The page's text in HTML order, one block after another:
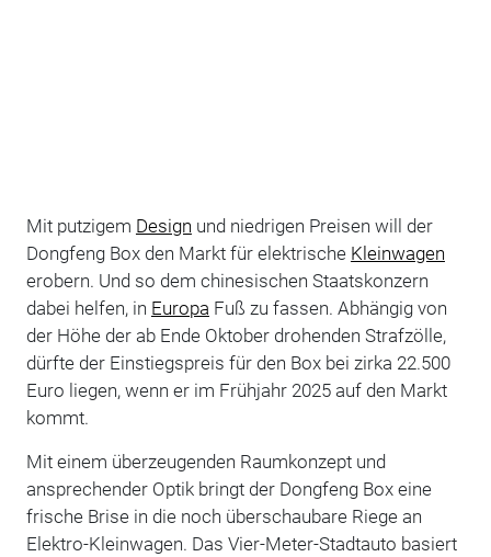
Mit putzigem Design und niedrigen Preisen will der
Dongfeng Box den Markt für elektrische Kleinwagen
erobern. Und so dem chinesischen Staatskonzern
dabei helfen, in Europa Fuß zu fassen. Abhängig von
der Höhe der ab Ende Oktober drohenden Strafzölle,
dürfte der Einstiegspreis für den Box bei zirka 22.500
Euro liegen, wenn er im Frühjahr 2025 auf den Markt
kommt.
Mit einem überzeugenden Raumkonzept und
ansprechender Optik bringt der Dongfeng Box eine
frische Brise in die noch überschaubare Riege an
Elektro-Kleinwagen. Das Vier-Meter-Stadtauto basiert